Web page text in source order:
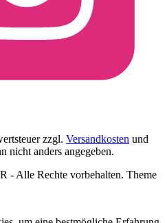
zzgl. Versandkosten und
nicht anders angegeben.
- Alle Rechte vorbehalten. Theme